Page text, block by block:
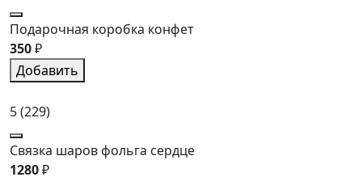
Подарочная коробка конфет
350₽
Добавить
5(229)
Связка шаров фольга сердце
1280₽